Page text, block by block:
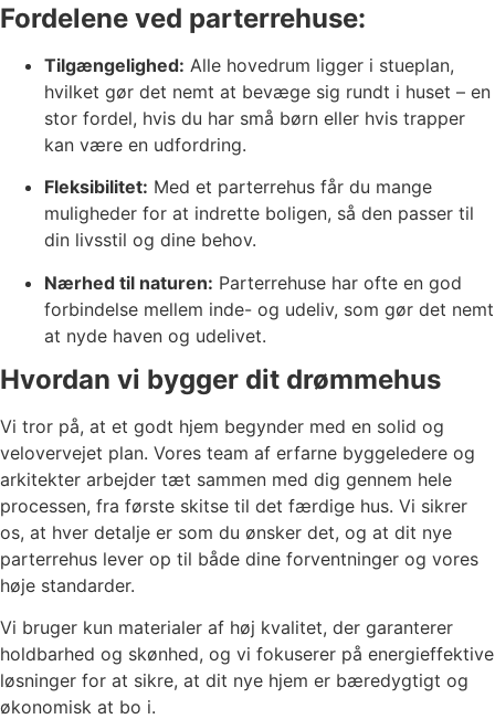
Fordelene ved parterrehuse:
Tilgængelighed: Alle hovedrum ligger i stueplan,
hvilket gør det nemt at bevæge sig rundt i huset – en
stor fordel, hvis du har små børn eller hvis trapper
kan være en udfordring.
Fleksibilitet: Med et parterrehus får du mange
muligheder for at indrette boligen, så den passer til
din livsstil og dine behov.
Nærhed til naturen: Parterrehuse har ofte en god
forbindelse mellem inde- og udeliv, som gør det nemt
at nyde haven og udelivet.
Hvordan vi bygger dit drømmehus
Vi tror på, at et godt hjem begynder med en solid og
velovervejet plan. Vores team af erfarne byggeledere og
arkitekter arbejder tæt sammen med dig gennem hele
processen, fra første skitse til det færdige hus. Vi sikrer
os, at hver detalje er som du ønsker det, og at dit nye
parterrehus lever op til både dine forventninger og vores
høje standarder.
Vi bruger kun materialer af høj kvalitet, der garanterer
holdbarhed og skønhed, og vi fokuserer på energieffektive
løsninger for at sikre, at dit nye hjem er bæredygtigt og
økonomisk at bo i.